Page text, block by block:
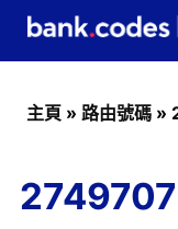
主頁 » 路由號碼 »